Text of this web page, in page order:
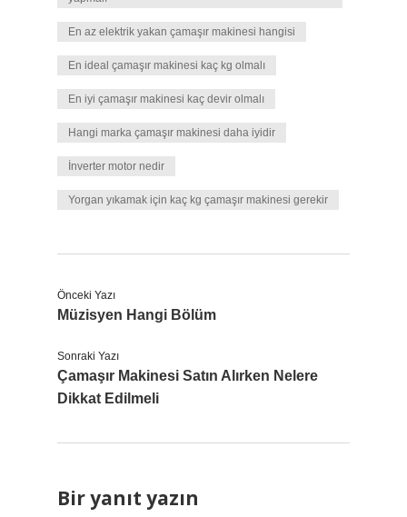
En az elektrik yakan çamaşır makinesi hangisi
En ideal çamaşır makinesi kaç kg olmalı
En iyi çamaşır makinesi kaç devir olmalı
Hangi marka çamaşır makinesi daha iyidir
İnverter motor nedir
Yorgan yıkamak için kaç kg çamaşır makinesi gerekir
Önceki Yazı
Müzisyen Hangi Bölüm
Sonraki Yazı
Çamaşır Makinesi Satın Alırken Nelere
Dikkat Edilmeli
Bir yanıt yazın